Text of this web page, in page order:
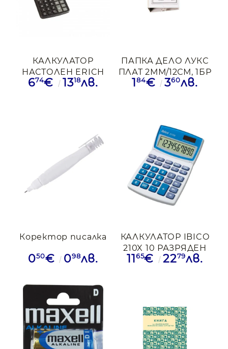
КАЛКУЛАТОР
НАСТОЛЕН ERICH
KRAUSE DC308 8-
674€ 1318лв.
ПАПКА ДЕЛО ЛУКС
ПЛАТ 2ММ/12СМ, 1БР
184€ 360лв.
Коректор писалка
050€ 098лв.
КАЛКУЛАТОР IBICO
210X 10 РАЗРЯДЕН
11 65€ 2279лв.